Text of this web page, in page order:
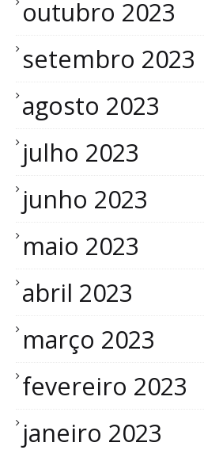
outubro 2023
setembro 2023
agosto 2023
julho 2023
junho 2023
maio 2023
abril 2023
março 2023
fevereiro 2023
janeiro 2023